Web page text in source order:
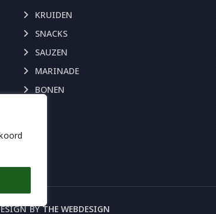
KRUIDEN
SNACKS
SAUZEN
MARINADE
BONEN
BYTHE WEBDESIGN